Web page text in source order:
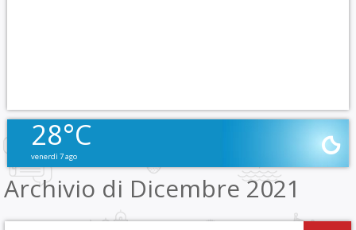
28°C
venerdì 7 ago
Archivio di Dicembre 2021